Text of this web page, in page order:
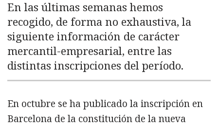
En las últimas semanas hemos
recogido, de forma no exhaustiva, la
siguiente información de carácter
mercantil-empresarial, entre las
distintas inscripciones del período.
En octubre se ha publicado la inscripción en
Barcelona de la constitución de la nueva